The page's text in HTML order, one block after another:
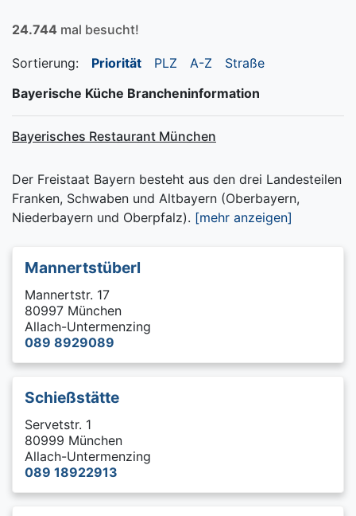
24.744 mal besucht!
Sortierung: Priorität PLZ A-Z
Straße
Bayerische Küche Brancheninformation
Bayerisches Restaurant München
Der Freistaat Bayern besteht aus den drei Landesteilen
Franken, Schwaben und Altbayern (Oberbayern,
Niederbayern und Oberpfalz). [mehr anzeigen]
Mannertstüberl
Mannertstr. 17
80997 München
Allach-Untermenzing
089 8929089
Schießstätte
Servetstr. 1
80999 München
Allach-Untermenzing
089 18922913